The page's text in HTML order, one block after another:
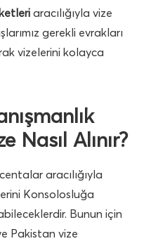
aracılığıyla vize
gerekli evrakları
vizelerini kolayca
Nasıl Alınır?
aracılığıyla
Konsolosluğa
Bunun için
Pakistan vize